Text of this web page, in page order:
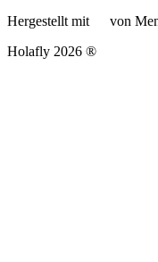
Hergestellt mit
von
Holafly 2026 ®